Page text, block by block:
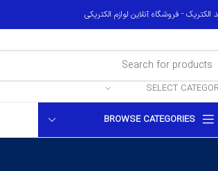
الکتریک - فروشگاه آنلاین لوازم الکتریکی
SELECT
BROWSE CATEGORIES